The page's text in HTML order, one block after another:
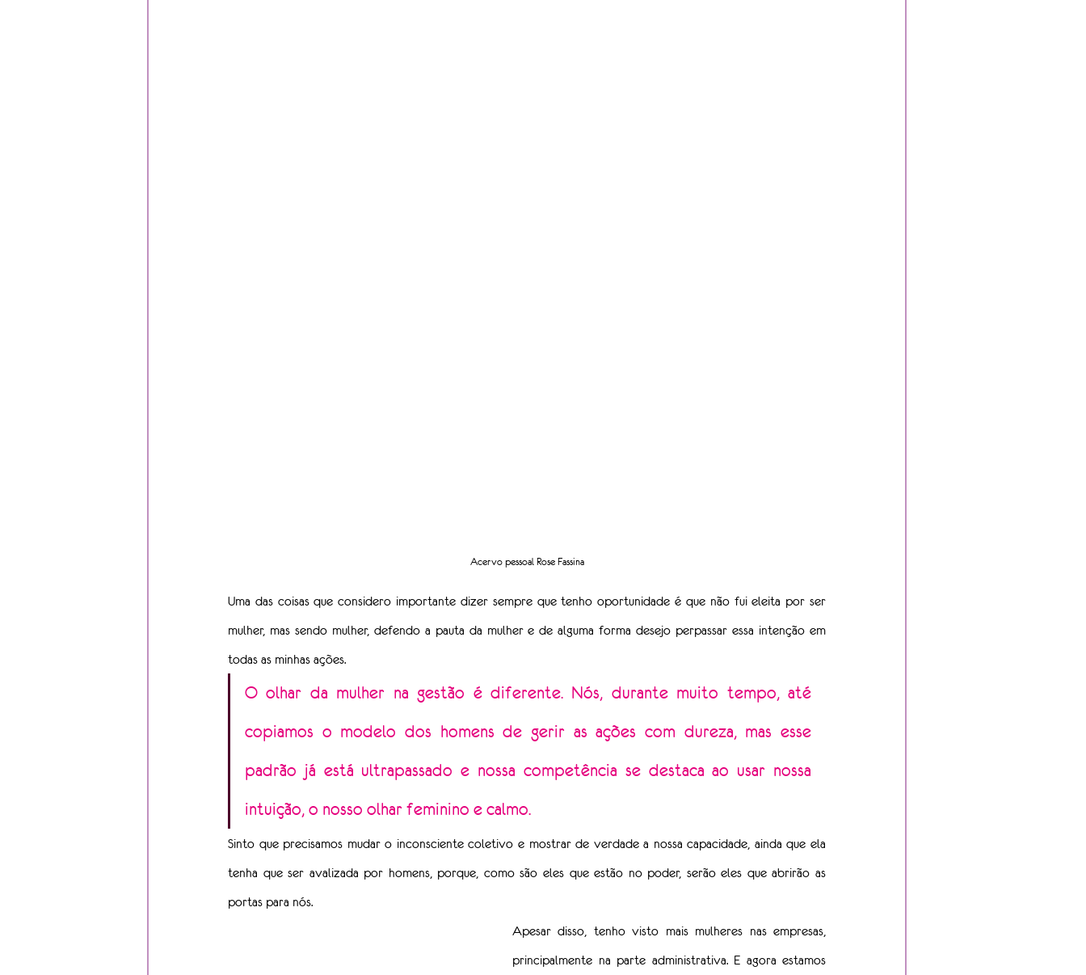
Acervo pessoal Rose Fassina
Uma das coisas que considero importante dizer sempre que tenho oportunidade é que não fui eleita por ser
mulher, mas sendo mulher, defendo a pauta da mulher e de alguma forma desejo perpassar essa intenção em
todas as minhas ações.
O olhar da mulher na gestão é diferente. Nós, durante muito tempo, até
copiamos o modelo dos homens de gerir as ações com dureza, mas esse
padrão já está ultrapassado e nossa competência se destaca ao usar nossa
intuição, o nosso olhar feminino e calmo.
Sinto que precisamos mudar o inconsciente coletivo e mostrar de verdade a nossa capacidade, ainda que ela
tenha que ser avalizada por homens, porque, como são eles que estão no poder, serão eles que abrirão as
portas para nós.
Apesar disso, tenho visto mais mulheres nas empresas,
principalmente na parte administrativa. E agora estamos